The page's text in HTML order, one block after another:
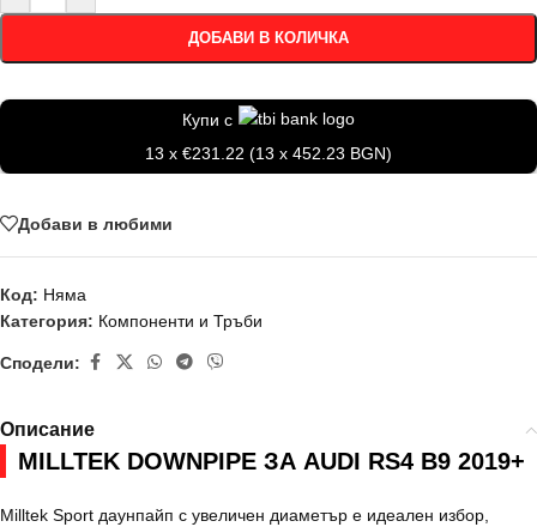
ДОБАВИ В КОЛИЧКА
Купи с
13 x €231.22 (13 x 452.23 BGN)
Добави в любими
Код: Няма
Категория: Компоненти и Тръби
Сподели:
Описание
MILLTEK DOWNPIPE ЗА AUDI RS4 B9 2019+
Milltek Sport даунпайп с увеличен диаметър е идеален избор,